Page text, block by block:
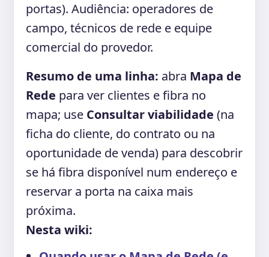
portas). Audiência: operadores de
campo, técnicos de rede e equipe
comercial do provedor.
Resumo de uma linha: abra Mapa de
Rede para ver clientes e fibra no
mapa; use Consultar viabilidade (na
ficha do cliente, do contrato ou na
oportunidade de venda) para descobrir
se há fibra disponível num endereço e
reservar a porta na caixa mais
próxima.
Nesta wiki: